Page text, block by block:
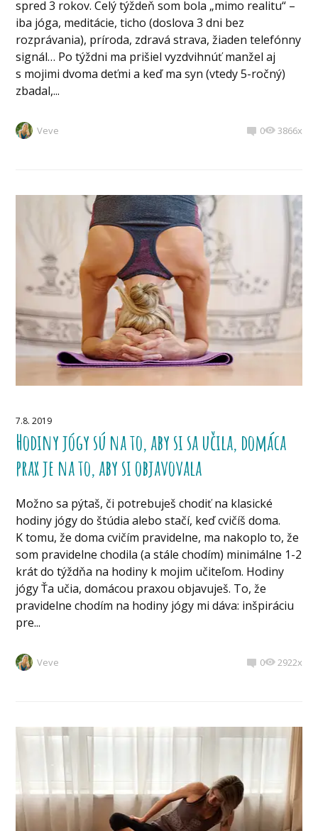
spred 3 rokov. Celý týždeň som bola „mimo realitu“ –
iba jóga, meditácie, ticho (doslova 3 dni bez
rozprávania), príroda, zdravá strava, žiaden telefónny
signál… Po týždni ma prišiel vyzdvihnúť manžel aj
s mojimi dvoma deťmi a keď ma syn (vtedy 5-ročný)
zbadal,...
Veve 0 3866x
7.8. 2019
Hodiny jógy sú na to, aby si sa učila, domáca
prax je na to, aby si objavovala
Možno sa pýtaš, či potrebuješ chodiť na klasické
hodiny jógy do štúdia alebo stačí, keď cvičíš doma.
K tomu, že doma cvičím pravidelne, ma nakoplo to, že
som pravidelne chodila (a stále chodím) minimálne 1-2
krát do týždňa na hodiny k mojim učiteľom. Hodiny
jógy Ťa učia, domácou praxou objavuješ. To, že
pravidelne chodím na hodiny jógy mi dáva: inšpiráciu
pre...
Veve 0 2922x